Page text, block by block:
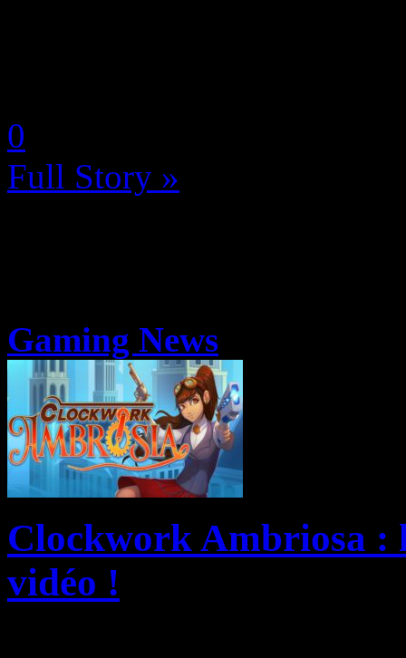
0
Full Story »
Gaming News
Clockwork Ambriosa :
vidéo !